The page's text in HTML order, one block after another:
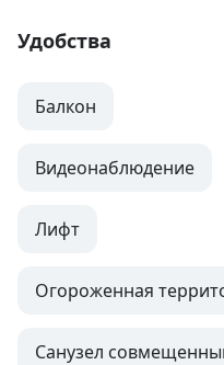
Удобства
Балкон
Видеонаблюдение
Лифт
Огороженная
Санузел